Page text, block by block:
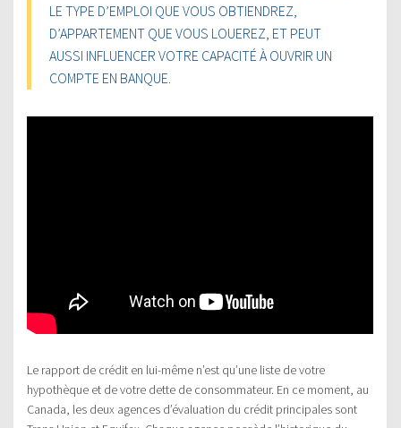
LE TYPE D’EMPLOI QUE VOUS OBTIENDREZ,
D’APPARTEMENT QUE VOUS LOUEREZ, ET PEUT
AUSSI INFLUENCER VOTRE CAPACITÉ À OUVRIR UN
COMPTE EN BANQUE.
Le rapport de crédit en lui-même n’est qu’une liste de votre
hypothèque et de votre dette de consommateur. En ce moment, au
Canada, les deux agences d’évaluation du crédit principales sont